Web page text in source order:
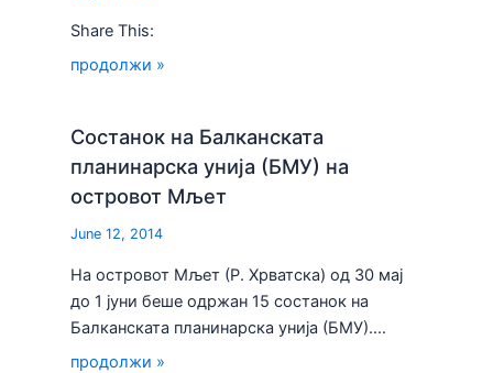
Share This:
продолжи »
Состанок на Балканската
планинарска унија (БМУ) на
островот Мљет
June 12, 2014
На островот Мљет (Р. Хрватска) од 30 мај
до 1 јуни беше одржан 15 состанок на
Балканската планинарска унија (БМУ).…
продолжи »